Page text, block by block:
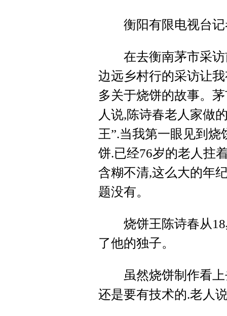
衡阳有限电视台记
在去衡南茅市采访
边远乡村行的采访让
多关于烧饼的故事。
人说,陈诗春老人家做
王”.当我第一眼见到
饼.已经76岁的老人拄
含糊不清,这么大的年
题没有。
烧饼王陈诗春从18
了他的独子。
虽然烧饼制作看上
还是要有技术的.老人